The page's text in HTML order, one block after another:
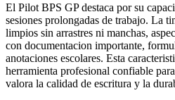
El Pilot BPS GP destaca por su
sesiones prolongadas de trabajo. La
limpios sin arrastres ni manchas,
con documentacion importante,
anotaciones escolares. Esta
herramienta profesional confiable
valora la calidad de escritura y la